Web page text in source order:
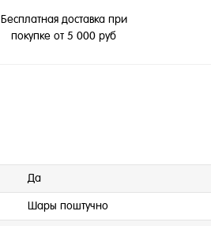
Бесплатная доставка при
покупке от 5 000 руб
Да
Шары поштучно